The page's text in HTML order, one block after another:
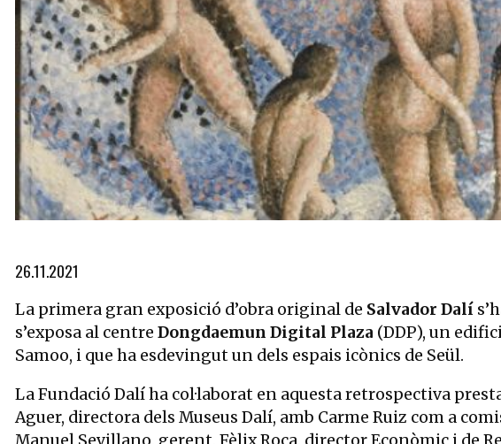
Diapositiva 1 de 4: Banyistes des Llaner, 1923, de Salvador Dalí | © © Salvador
26.11.2021
La primera gran exposició d’obra original de Salvador Dalí
s’exposa al centre Dongdaemun Digital Plaza (DDP), un
Samoo, i que ha esdevingut un dels espais icònics de Seül.
La Fundació Dalí ha col·laborat en aquesta retrospectiva
Aguer, directora dels Museus Dalí, amb Carme Ruiz com a
Manuel Sevillano, gerent, Fèlix Roca, director Econòmic i de